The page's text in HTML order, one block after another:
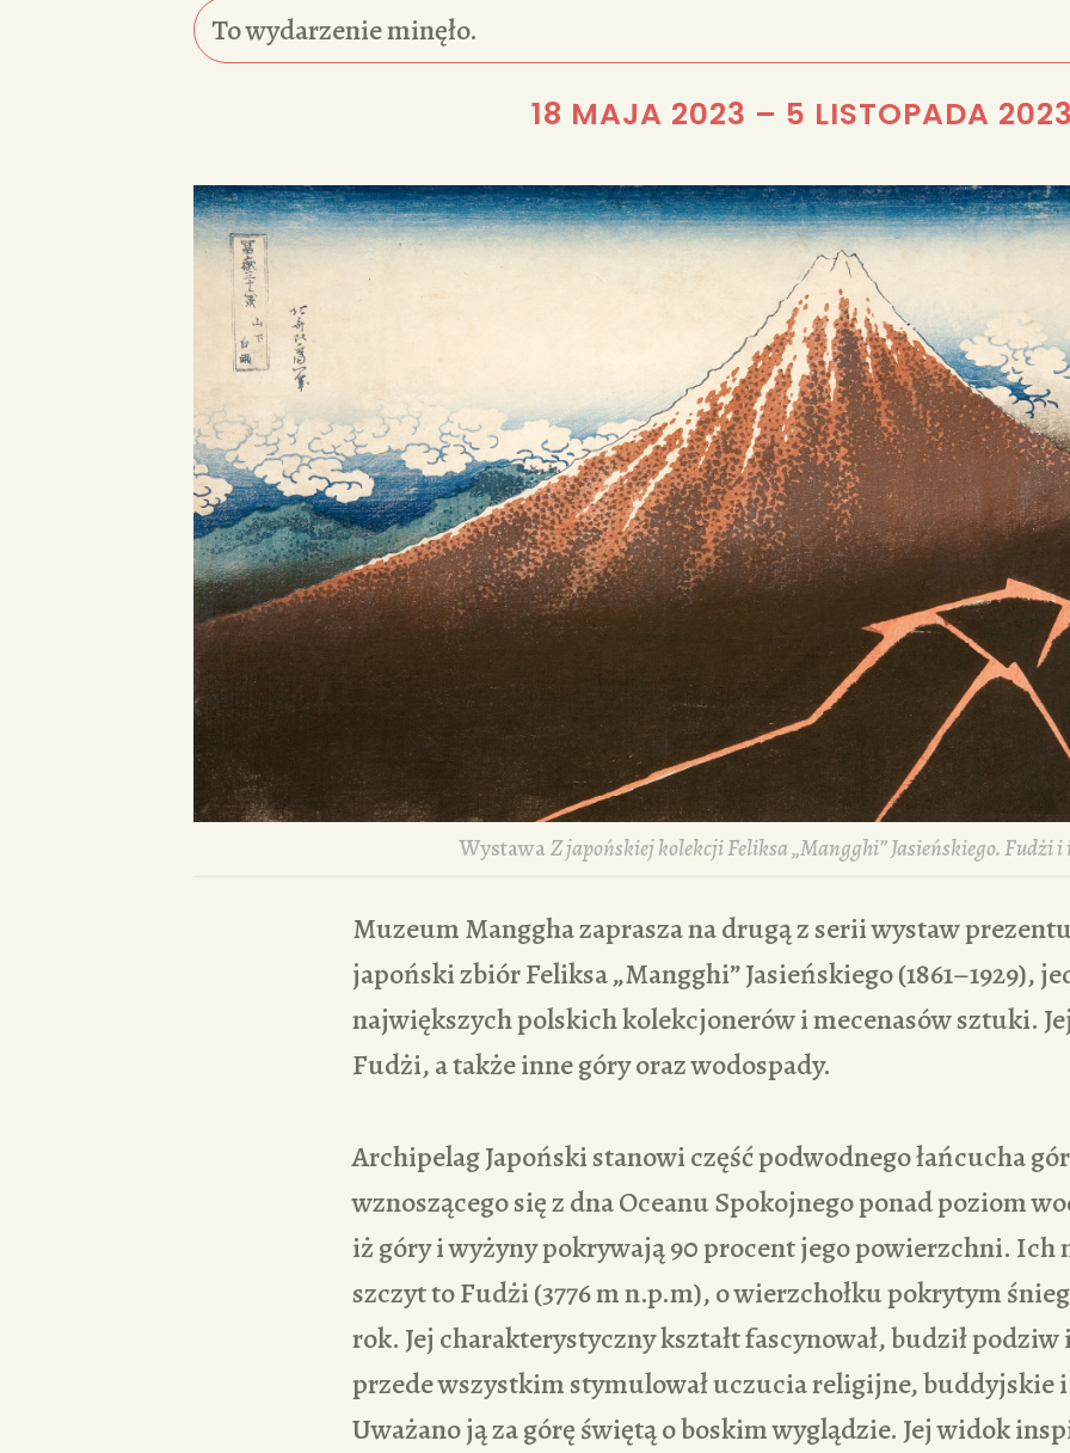
REDAKCJA
To wydarzenie minęło.
18 MAJA 2023 – 5 LISTOPADA
WystawaZ japońskiej kolekcji Feliksa „Mangghi” Jasieńskiego. Fudżi
Muzeum Manggha zaprasza na drugą z serii wystaw
japoński zbiór Feliksa „Mangghi” Jasieńskiego (1861–1929),
największych polskich kolekcjonerów i mecenasów sztuki.
Fudżi, a także inne góry oraz wodospady.
Archipelag Japoński stanowi część podwodnego łańcucha
wznoszącego się z dna Oceanu Spokojnego ponad poziom
iż góry i wyżyny pokrywają 90 procent jego powierzchni. Ich
szczyt to Fudżi (3776 m n.p.m), o wierzchołku pokrytym
rok. Jej charakterystyczny kształt fascynował, budził
przede wszystkim stymulował uczucia religijne, buddyjskie
Uważano ją za górę świętą o boskim wyglądzie. Jej widok